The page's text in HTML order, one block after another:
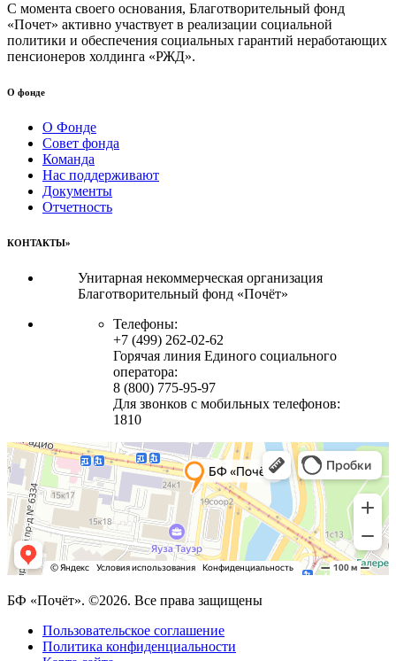
С момента своего основания, Благотворительный фонд
«Почет» активно участвует в реализации социальной
политики и обеспечения социальных гарантий неработающих
пенсионеров холдинга «РЖД».
О фонде
О Фонде
Совет фонда
Команда
Нас поддерживают
Документы
Отчетность
КОНТАКТЫ»
Унитарная некоммерческая организация
Благотворительный фонд «Почёт»
Телефоны:
+7 (499) 262-02-62
Горячая линия Единого социального
оператора:
8 (800) 775-95-97
Для звонков с мобильных телефонов:
1810
БФ «Почёт». ©2026. Все права защищены
Пользовательское соглашение
Политика конфиденциальности